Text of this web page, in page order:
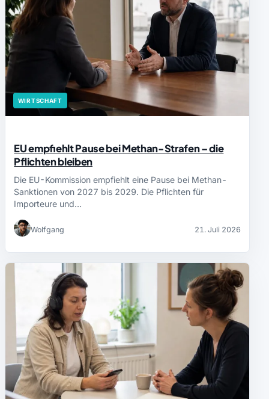
WIRTSCHAFT
EU empfiehlt Pause bei Methan-Strafen – die
Pflichten bleiben
Die EU-Kommission empfiehlt eine Pause bei Methan-
Sanktionen von 2027 bis 2029. Die Pflichten für
Importeure und…
Wolfgang 21. Juli 2026